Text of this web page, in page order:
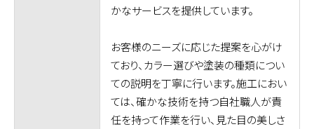
かなサービスを提供しています。
お客様のニーズに応じた提案を心がけ
ており、カラー選びや塗装の種類につい
ての説明を丁寧に行います。施工におい
ては、確かな技術を持つ自社職人が責
任を持って作業を行い、見た目の美しさ